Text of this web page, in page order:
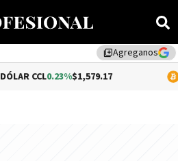
library_addAgreganos
$1,579.17